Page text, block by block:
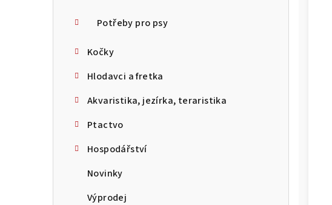
Potřeby pro psy
Kočky
Hlodavci a fretka
Akvaristika, jezírka, teraristika
Ptactvo
Hospodářství
Novinky
Výprodej